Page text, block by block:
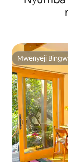
Mwenyeji
Mwenyeji